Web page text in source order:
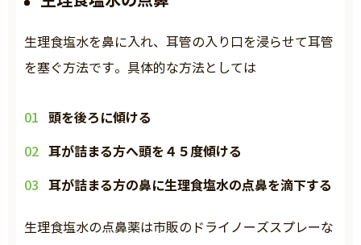
生理食塩水を鼻に入れ、耳管の入り口を浸らせて耳管
を塞ぐ方法です。具体的な方法としては
頭を後ろに傾ける
耳が詰まる方へ頭を４５度傾ける
耳が詰まる方の鼻に生理食塩水の点鼻を滴下する
生理食塩水の点鼻薬は市販のドライノーズスプレーな